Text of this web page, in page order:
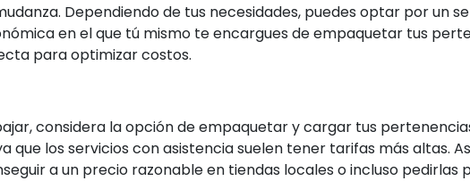
Dependiendo de tus necesidades, puedes optar por un
en el que tú mismo te encargues de empaquetar tus
para optimizar costos.
considera la opción de empaquetar y cargar tus
que los servicios con asistencia suelen tener tarifas más altas.
a un precio razonable en tiendas locales o incluso pedirlas